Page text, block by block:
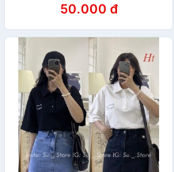
50.000 đ